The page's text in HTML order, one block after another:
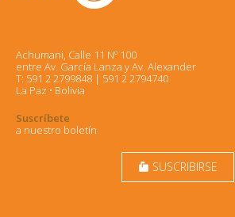
Achumani, Calle 11 Nº 100
entre Av. García Lanza y Av. Alexander
T: 591 2 2799848 | 591 2 2794740
La Paz • Bolivia
Suscríbete
a nuestro boletín
markunread_mailbox SUSCRIBIRSE